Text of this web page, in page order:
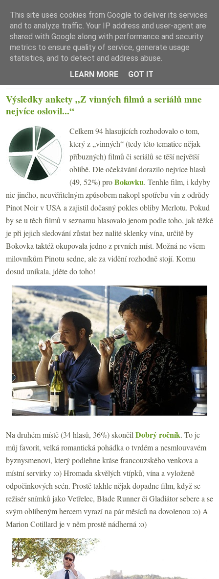
☰ Menu
Výsledky ankety „Z vinných filmů a seriálů mne
nejvíce oslovil...“
Celkem 94 hlasujících rozhodovalo o tom,
který z „vinných“ (tedy této tematice nějak
příbuzných) filmů či seriálů se těší největší
oblibě. Dle očekávání dorazilo nejvíce hlasů
(49, 52%) proBokovku. Tenhle film, i kdyby
nic jiného, neuvěřitelným způsobem nakopl spotřebu vín z odrůdy
Pinot Noir v USA a zajistil dočasný pokles obliby Merlotu. Pokud
by se u těch filmů v seznamu hlasovalo jenom podle toho, jak těžké
je při jejich sledování zůstat bez nalité sklenky vína, určitě by
Bokovka taktéž okupovala jedno z prvních míst. Možná ne všem
milovníkům Pinotu sedne, ale za vidění rozhodně stojí. Komu
dosud unikala, jděte do toho!
Na druhém místě (34 hlasů, 36%) skončil Dobrý ročník. To je
můj favorit, velká romantická pohádka o tvrdém a nesmlouvavém
byznysmenovi, který podlehne kráse francouzského venkova a
místní servírky :o) Hromada skvělých vtípků, vína a vyloženě
odpočinkových scén. Prostě takhle nějak dopadne film, když se
režisér snímků jako Vetřelec, Blade Runner či Gladiátor sebere a se
svým oblíbeným hercem vyrazí na pár měsíců na dovolenou :o) A
Marion Cotillard je v něm prostě nádherná :o)
This site uses cookies from Google to deliver its services
and to analyze traffic. Your IP address and user-agent are
shared with Google along with performance and security
metrics to ensure quality of service, generate usage
statistics, and to detect and address abuse.
LEARN MORE
GOT IT